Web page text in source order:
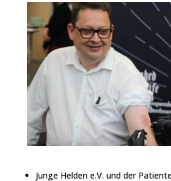
Junge Helden e.V. und der